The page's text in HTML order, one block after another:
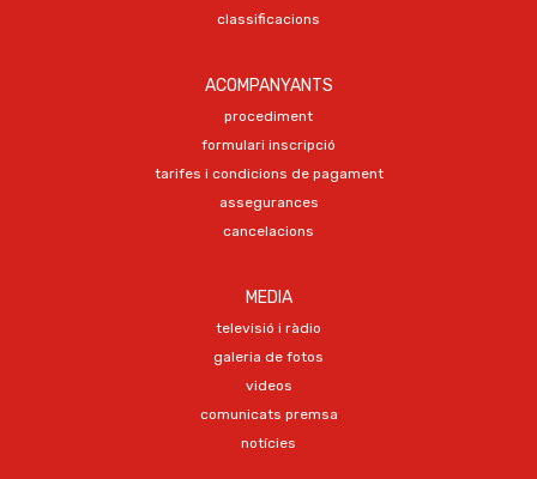
classificacions
ACOMPANYANTS
procediment
formulari inscripció
tarifes i condicions de pagament
assegurances
cancelacions
MEDIA
televisió i ràdio
galeria de fotos
videos
comunicats premsa
notícies